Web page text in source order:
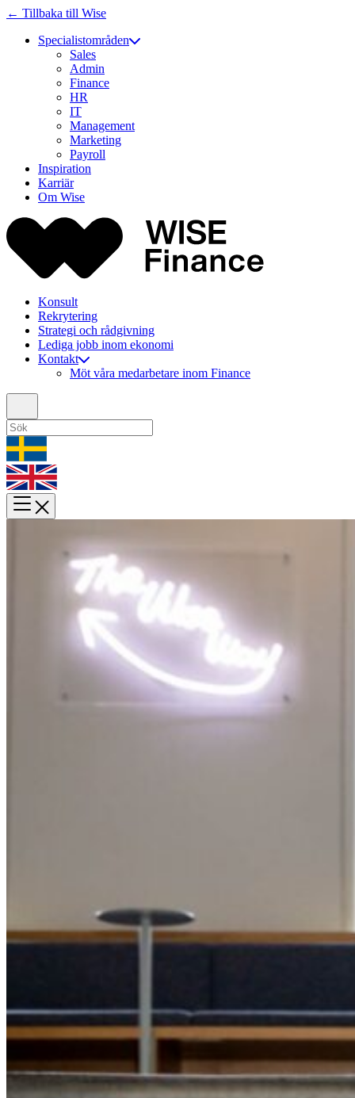
← Tillbaka till Wise
Specialistområden
Sales
Admin
Finance
HR
IT
Management
Marketing
Payroll
Inspiration
Karriär
Om Wise
Konsult
Rekrytering
Strategi och rådgivning
Lediga jobb inom ekonomi
Kontakt
Möt våra medarbetare inom Finance